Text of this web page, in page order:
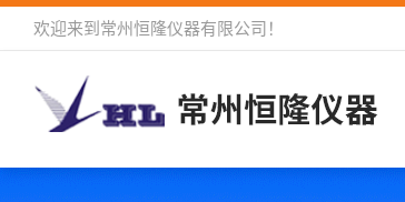
欢迎来到 常州恒隆仪器有限公司 ！